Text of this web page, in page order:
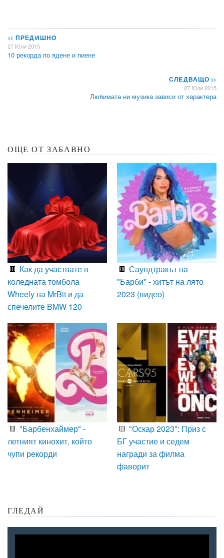
<< ПРЕДИШНО
27 Юли 2015
10 рекорда по ядене и пиене
СЛЕДВАЩО>>
27 Юли 2015
Любимата ни музика зависи от характера
ОЩЕ ОТ ЗАБАВНО
Как да участвате в
коледната томбола
Wheely на MrBit и да
спечелите BMW 120
Саундтракът на
"Барби" - хитът на лято
2023 (видео)
"Барбенхаймер" -
летният кинохит, който
чупи рекорди
"Оскар 2023": Приз с
БГ участие и седем
награди за филма
фаворит
ГЛЕДАЙ